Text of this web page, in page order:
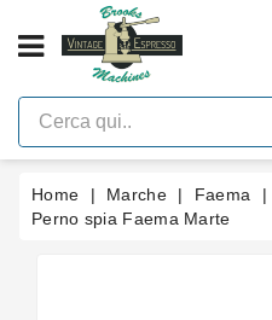
CATEGORIA
Macchine
Per
Caffè
Espresso
Leva
Vintage
Home Marche Faema
Perno spia Faema Marte